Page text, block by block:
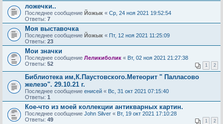
ложечки..
Последнее сообщение Йожык « Ср, 24 ноя 2021 19:52:54
Ответы: 7
Моя выставочка
Последнее сообщение Йожык « Пт, 12 ноя 2021 11:25:09
Ответы: 23
Мои значки
Последнее сообщение Леликиболик « Вт, 02 ноя 2021 21:27:38
Ответы: 52 1 2
Библиотека им,К.Паустовского.Метеорит " Палласово
железо". 29.10.21 г.
Последнее сообщение енисей « Вс, 31 окт 2021 07:15:40
Ответы: 1
Кое-что из моей коллекции антикварных картин.
Последнее сообщение John Silver « Вт, 19 окт 2021 17:10:28
Ответы: 49 1 2